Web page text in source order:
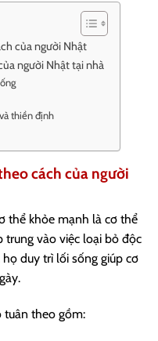
của người Nhật
người Nhật tại nhà
thiền định
cách của người
thể khỏe mạnh là cơ thể
trung vào việc loại bỏ độc
duy trì lối sống giúp cơ
tuân theo gồm: